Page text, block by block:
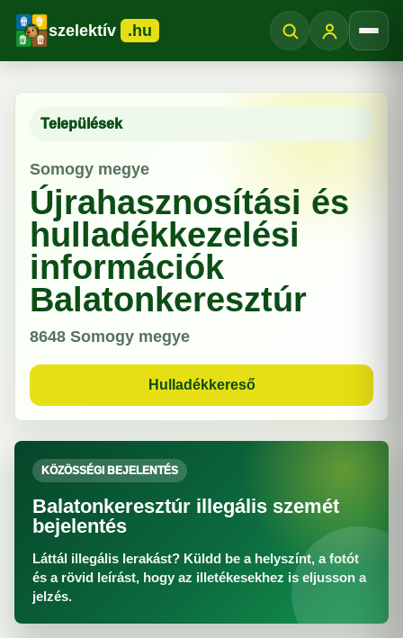
szelektív .hu
Települések
Somogy megye
Újrahasznosítási és
hulladékkezelési
információk
Balatonkeresztúr
8648 Somogy megye
Hulladékkereső
KÖZÖSSÉGI BEJELENTÉS
Balatonkeresztúr illegális szemét
bejelentés
Láttál illegális lerakást? Küldd be a helyszínt, a fotót
és a rövid leírást, hogy az illetékesekhez is eljusson a
jelzés.